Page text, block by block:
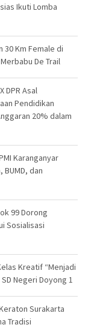
Ikuti Lomba
30 Km Female di
De Trail
DPR Asal
Pendidikan
20% dalam
Karanganyar
dan
99 Dorong
Sosialisasi
Kreatif “Menjadi
Negeri Doyong 1
Surakarta
Tradisi